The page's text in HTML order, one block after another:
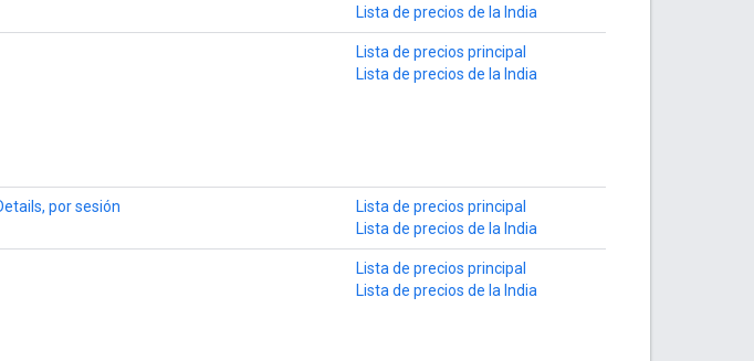
Lista de precios de la India
Lista de precios principal
Lista de precios de la India
por sesión
Lista de precios principal
Lista de precios de la India
Lista de precios principal
Lista de precios de la India